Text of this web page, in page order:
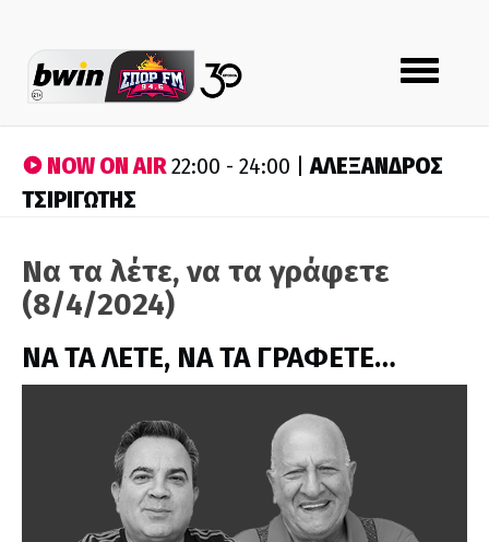
Toggle
navigation
NOW ON AIR22:00 - 24:00 |ΑΛΕΞΑΝΔΡΟΣ
ΤΣΙΡΙΓΩΤΗΣ
Να τα λέτε, να τα γράφετε
(8/4/2024)
ΝΑ ΤΑ ΛΕΤΕ, ΝΑ ΤΑ ΓΡΑΦΕΤΕ…